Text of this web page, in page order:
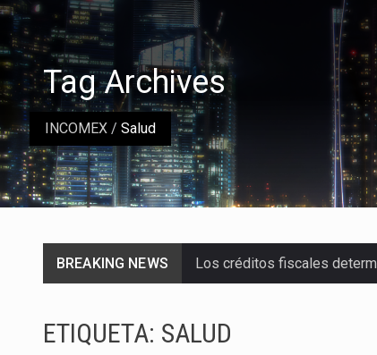
INCOMEX / Salud
Tag Archives
BREAKING NEWS Los créditos fiscales
La inversión fija bruta en
ETIQUETA: SALUD